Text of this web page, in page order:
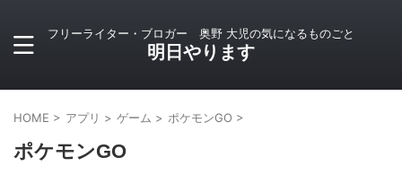
フリーライター・ブロガー 奥野 大児の気になるものごと
明日やります
HOME > アプリ > ゲーム > ポケモンGO >
ポケモンGO